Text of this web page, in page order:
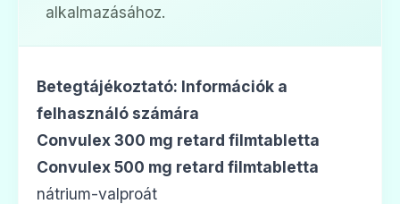
alkalmazásához.
Betegtájékoztató: Információk a
felhasználó számára
Convulex 300 mg retard filmtabletta
Convulex 500 mg retard filmtabletta
nátrium-valproát